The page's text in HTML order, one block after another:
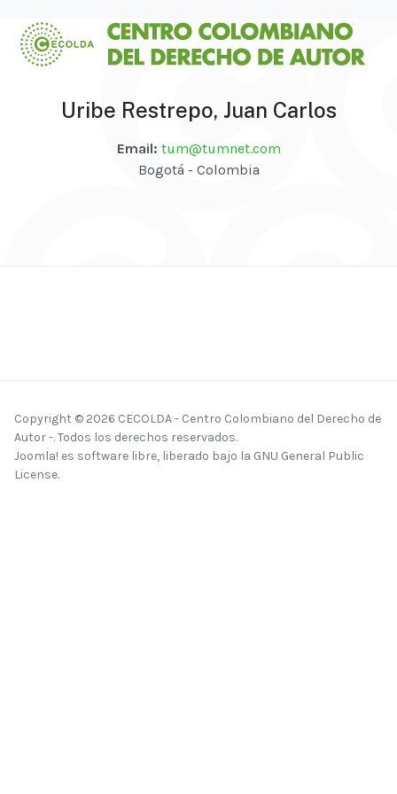
Uribe Restrepo, Juan Carlos
Email: tum@tumnet.com
Bogotá - Colombia
Copyright © 2026 CECOLDA - Centro Colombiano del Derecho de
Autor -. Todos los derechos reservados.
Joomla! es software libre, liberado bajo la GNU General Public
License.